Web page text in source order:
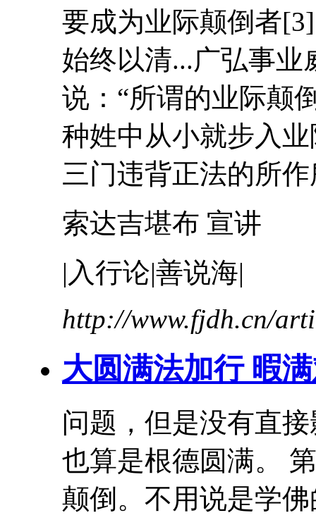
要成为业际颠倒者
始终以清...广弘事业
说：“所谓的业际颠
种姓中从小就步入
三门违背正法的所
索达吉堪布 宣讲
|入行论|善说海|
http://www.fjdh.cn/
大圆满法加行 暇
问题，但是没有直
也算是根德圆满。
颠倒。不用说是学